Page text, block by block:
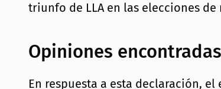
triunfo de LLA en las elecciones de
Opiniones
En respuesta a esta declaración,